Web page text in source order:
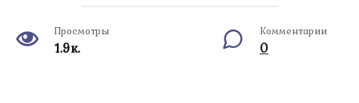
Просмотры
1.9к.
Комментарии
0